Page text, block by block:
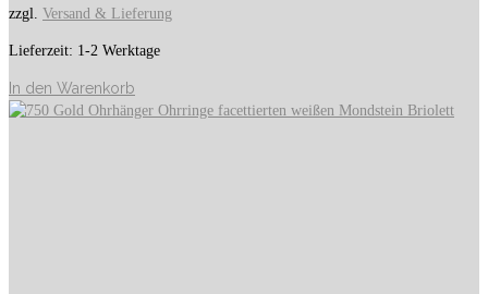
zzgl. Versand & Lieferung
Lieferzeit: 1-2 Werktage
In den Warenkorb